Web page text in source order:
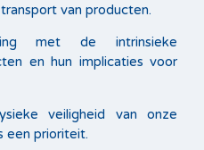
van producten.
met de intrinsieke
en hun implicaties voor
veiligheid van onze
een prioriteit.